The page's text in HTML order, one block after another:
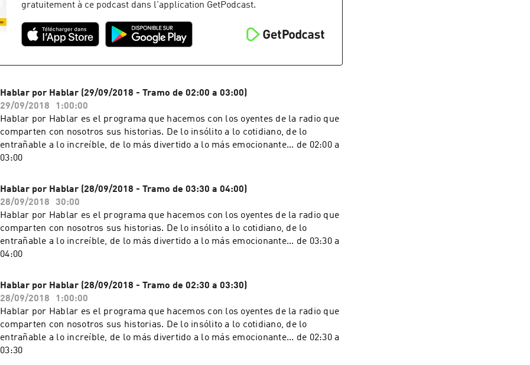
gratuitement à ce podcast dans l'application GetPodcast.
Hablar por Hablar (29/09/2018 - Tramo de 02:00 a 03:00)
29/09/2018
1:00:00
Hablar por Hablar es el programa que hacemos con los oyentes de la radio que
comparten con nosotros sus historias. De lo insólito a lo cotidiano, de lo
entrañable a lo increíble, de lo más divertido a lo más emocionante... de 02:00 a
03:00
Hablar por Hablar (28/09/2018 - Tramo de 03:30 a 04:00)
28/09/2018
30:00
Hablar por Hablar es el programa que hacemos con los oyentes de la radio que
comparten con nosotros sus historias. De lo insólito a lo cotidiano, de lo
entrañable a lo increíble, de lo más divertido a lo más emocionante... de 03:30 a
04:00
Hablar por Hablar (28/09/2018 - Tramo de 02:30 a 03:30)
28/09/2018
1:00:00
Hablar por Hablar es el programa que hacemos con los oyentes de la radio que
comparten con nosotros sus historias. De lo insólito a lo cotidiano, de lo
entrañable a lo increíble, de lo más divertido a lo más emocionante... de 02:30 a
03:30